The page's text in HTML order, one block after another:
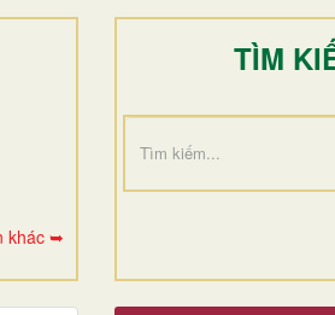
khác ➥
TÌM